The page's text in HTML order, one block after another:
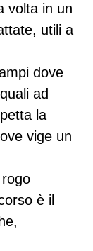
volta in un
utili a
dove
ad
la
vige un
è il